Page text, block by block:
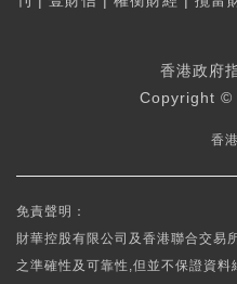
香港政府
Copyright ©
香
免責聲明：
財華控股有限公司及香港聯合交易
之準確性及可靠性,但並不保證資